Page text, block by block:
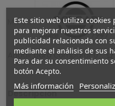
Marca:
Añadir para comparar 0
Descripción
Este sitio web utiliza cookies
para mejorar nuestros
publicidad relacionada con
mediante el análisis de sus
Para dar su consentimiento
botón Acepto.
Más información